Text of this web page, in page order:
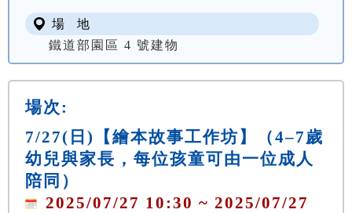
場 地
鐵道部園區 4 號建物
場次:
7/27(日)【繪本故事工作坊】（4–7歲
幼兒與家長，每位孩童可由一位成人
陪同）
2025/07/27 10:30 ~ 2025/07/27